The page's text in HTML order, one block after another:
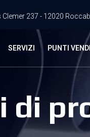
Clemer 237 - 12020
SERVIZI PUNTI
di